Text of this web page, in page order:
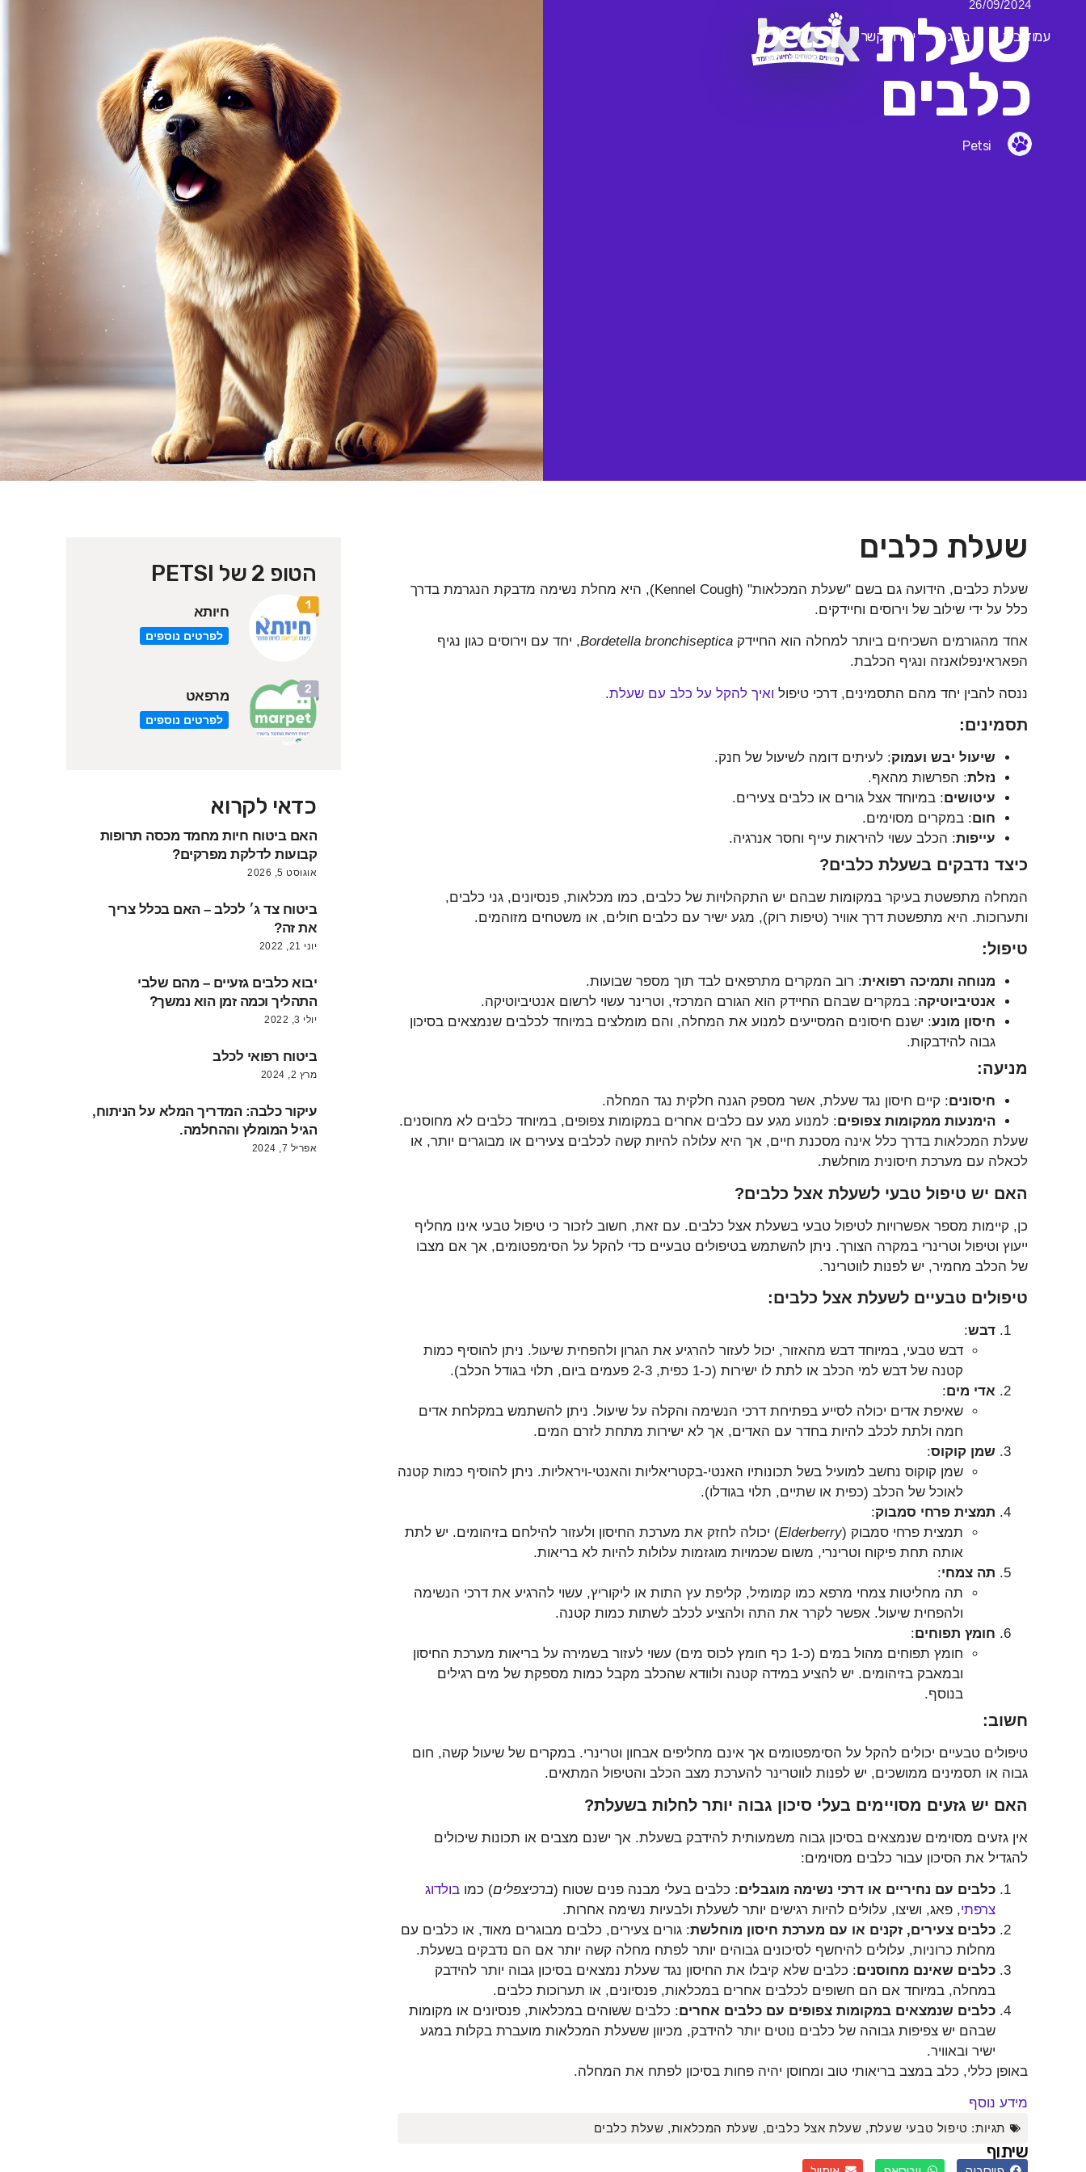
עמוד בית בלוג יצירת קשר
26/09/2024
שעלת אצל
כלבים
Petsi
שעלת כלבים
שעלת כלבים, הידועה גם בשם "שעלת המכלאות" (Kennel Cough), היא מחלת נשימה מדבקת הנגרמת בדרך
כלל על ידי שילוב של וירוסים וחיידקים.
אחד מהגורמים השכיחים ביותר למחלה הוא החיידק Bordetella bronchiseptica, יחד עם וירוסים כגון נגיף
הפאראינפלואנזה ונגיף הכלבת.
ננסה להבין יחד מהם התסמינים, דרכי טיפול ואיך להקל על כלב עם שעלת.
תסמינים:
שיעול יבש ועמוק: לעיתים דומה לשיעול של חנק.
נזלת: הפרשות מהאף.
עיטושים: במיוחד אצל גורים או כלבים צעירים.
חום: במקרים מסוימים.
עייפות: הכלב עשוי להיראות עייף וחסר אנרגיה.
כיצד נדבקים בשעלת כלבים?
המחלה מתפשטת בעיקר במקומות שבהם יש התקהלויות של כלבים, כמו מכלאות, פנסיונים, גני כלבים,
ותערוכות. היא מתפשטת דרך אוויר (טיפות רוק), מגע ישיר עם כלבים חולים, או משטחים מזוהמים.
טיפול:
מנוחה ותמיכה רפואית: רוב המקרים מתרפאים לבד תוך מספר שבועות.
אנטיביוטיקה: במקרים שבהם החיידק הוא הגורם המרכזי, וטרינר עשוי לרשום אנטיביוטיקה.
חיסון מונע: ישנם חיסונים המסייעים למנוע את המחלה, והם מומלצים במיוחד לכלבים שנמצאים בסיכון
גבוה להידבקות.
מניעה:
חיסונים: קיים חיסון נגד שעלת, אשר מספק הגנה חלקית נגד המחלה.
הימנעות ממקומות צפופים: למנוע מגע עם כלבים אחרים במקומות צפופים, במיוחד כלבים לא מחוסנים.
שעלת המכלאות בדרך כלל אינה מסכנת חיים, אך היא עלולה להיות קשה לכלבים צעירים או מבוגרים יותר, או
לכאלה עם מערכת חיסונית מוחלשת.
האם יש טיפול טבעי לשעלת אצל כלבים?
כן, קיימות מספר אפשרויות לטיפול טבעי בשעלת אצל כלבים. עם זאת, חשוב לזכור כי טיפול טבעי אינו מחליף
ייעוץ וטיפול וטרינרי במקרה הצורך. ניתן להשתמש בטיפולים טבעיים כדי להקל על הסימפטומים, אך אם מצבו
של הכלב מחמיר, יש לפנות לווטרינר.
טיפולים טבעיים לשעלת אצל כלבים:
דבש:
דבש טבעי, במיוחד דבש מהאזור, יכול לעזור להרגיע את הגרון ולהפחית שיעול. ניתן להוסיף כמות
קטנה של דבש למי הכלב או לתת לו ישירות (כ-1 כפית, 2-3 פעמים ביום, תלוי בגודל הכלב).
אדי מים:
שאיפת אדים יכולה לסייע בפתיחת דרכי הנשימה והקלה על שיעול. ניתן להשתמש במקלחת אדים
חמה ולתת לכלב להיות בחדר עם האדים, אך לא ישירות מתחת לזרם המים.
שמן קוקוס:
שמן קוקוס נחשב למועיל בשל תכונותיו האנטי-בקטריאליות והאנטי-ויראליות. ניתן להוסיף כמות קטנה
לאוכל של הכלב (כפית או שתיים, תלוי בגודלו).
תמצית פרחי סמבוק:
תמצית פרחי סמבוק (Elderberry) יכולה לחזק את מערכת החיסון ולעזור להילחם בזיהומים. יש לתת
אותה תחת פיקוח וטרינרי, משום שכמויות מוגזמות עלולות להיות לא בריאות.
תה צמחי:
תה מחליטות צמחי מרפא כמו קמומיל, קליפת עץ התות או ליקוריץ, עשוי להרגיע את דרכי הנשימה
ולהפחית שיעול. אפשר לקרר את התה ולהציע לכלב לשתות כמות קטנה.
חומץ תפוחים:
חומץ תפוחים מהול במים (כ-1 כף חומץ לכוס מים) עשוי לעזור בשמירה על בריאות מערכת החיסון
ובמאבק בזיהומים. יש להציע במידה קטנה ולוודא שהכלב מקבל כמות מספקת של מים רגילים
בנוסף.
חשוב:
טיפולים טבעיים יכולים להקל על הסימפטומים אך אינם מחליפים אבחון וטרינרי. במקרים של שיעול קשה, חום
גבוה או תסמינים ממושכים, יש לפנות לווטרינר להערכת מצב הכלב והטיפול המתאים.
האם יש גזעים מסויימים בעלי סיכון גבוה יותר לחלות בשעלת?
אין גזעים מסוימים שנמצאים בסיכון גבוה משמעותית להידבק בשעלת. אך ישנם מצבים או תכונות שיכולים
להגדיל את הסיכון עבור כלבים מסוימים:
כלבים עם נחיריים או דרכי נשימה מוגבלים: כלבים בעלי מבנה פנים שטוח (ברכיצפלים) כמו בולדוג
צרפתי, פאג, ושיצו, עלולים להיות רגישים יותר לשעלת ולבעיות נשימה אחרות.
כלבים צעירים, זקנים או עם מערכת חיסון מוחלשת: גורים צעירים, כלבים מבוגרים מאוד, או כלבים עם
מחלות כרוניות, עלולים להיחשף לסיכונים גבוהים יותר לפתח מחלה קשה יותר אם הם נדבקים בשעלת.
כלבים שאינם מחוסנים: כלבים שלא קיבלו את החיסון נגד שעלת נמצאים בסיכון גבוה יותר להידבק
במחלה, במיוחד אם הם חשופים לכלבים אחרים במכלאות, פנסיונים, או תערוכות כלבים.
כלבים שנמצאים במקומות צפופים עם כלבים אחרים: כלבים ששוהים במכלאות, פנסיונים או מקומות
שבהם יש צפיפות גבוהה של כלבים נוטים יותר להידבק, מכיוון ששעלת המכלאות מועברת בקלות במגע
ישיר ובאוויר.
באופן כללי, כלב במצב בריאותי טוב ומחוסן יהיה פחות בסיכון לפתח את המחלה.
מידע נוסף
תגיות: טיפול טבעי שעלת, שעלת אצל כלבים, שעלת המכלאות, שעלת כלבים
שיתוף
הטופ 2 של PETSI
חיותא
לפרטים נוספים
מרפאט
לפרטים נוספים
כדאי לקרוא
האם ביטוח חיות מחמד מכסה תרופות
קבועות לדלקת מפרקים?
אוגוסט 5, 2026
ביטוח צד ג׳ לכלב – האם בכלל צריך
את זה?
יוני 21, 2022
יבוא כלבים גזעיים – מהם שלבי
התהליך וכמה זמן הוא נמשך?
יולי 3, 2022
ביטוח רפואי לכלב
מרץ 2, 2024
עיקור כלבה: המדריך המלא על הניתוח,
הגיל המומלץ וההחלמה.
אפריל 7, 2024